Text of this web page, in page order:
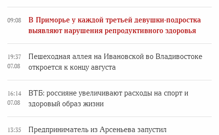
09:08
В Приморье у каждой третьей девушки-подростка
выявляют нарушения репродуктивного здоровья
19:37
07.08
Пешеходная аллея на Ивановской во Владивостоке
откроется к концу августа
16:14
07.08
ВТБ: россияне увеличивают расходы на спорт и
здоровый образ жизни
13:35
Предприниматель из Арсеньева запустил